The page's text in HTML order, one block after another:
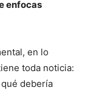
enfocas
en lo
toda noticia:
debería